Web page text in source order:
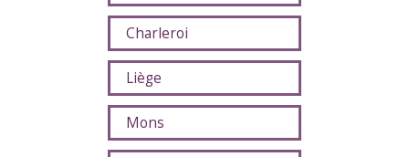
Charleroi
Liège
Mons